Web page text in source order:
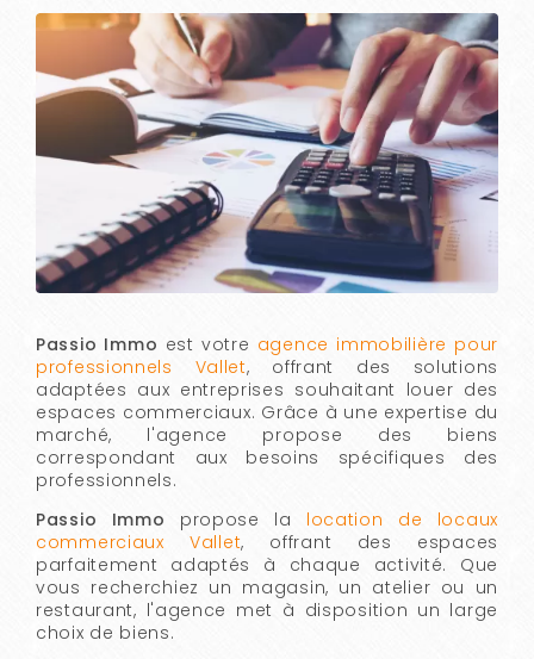
Passio Immo est votre agence immobilière pour
professionnels Vallet, offrant des solutions
adaptées aux entreprises souhaitant louer des
espaces commerciaux. Grâce à une expertise du
marché, l'agence propose des biens
correspondant aux besoins spécifiques des
professionnels.
Passio Immo propose la location de locaux
commerciaux Vallet, offrant des espaces
parfaitement adaptés à chaque activité. Que
vous recherchiez un magasin, un atelier ou un
restaurant, l'agence met à disposition un large
choix de biens.